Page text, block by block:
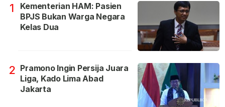
1
Kementerian HAM: Pasien
BPJS Bukan Warga Negara
Kelas Dua
2 Pramono Ingin Persija Juara
Liga, Kado Lima Abad
Jakarta